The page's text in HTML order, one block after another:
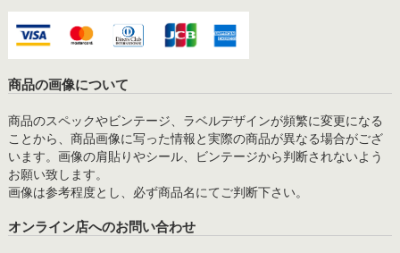
商品の画像について
商品のスペックやビンテージ、ラベルデザインが頻繁に変更になる
ことから、商品画像に写った情報と実際の商品が異なる場合がござ
います。画像の肩貼りやシール、ビンテージから判断されないよう
お願い致します。
画像は参考程度とし、必ず商品名にてご判断下さい。
オンライン店へのお問い合わせ